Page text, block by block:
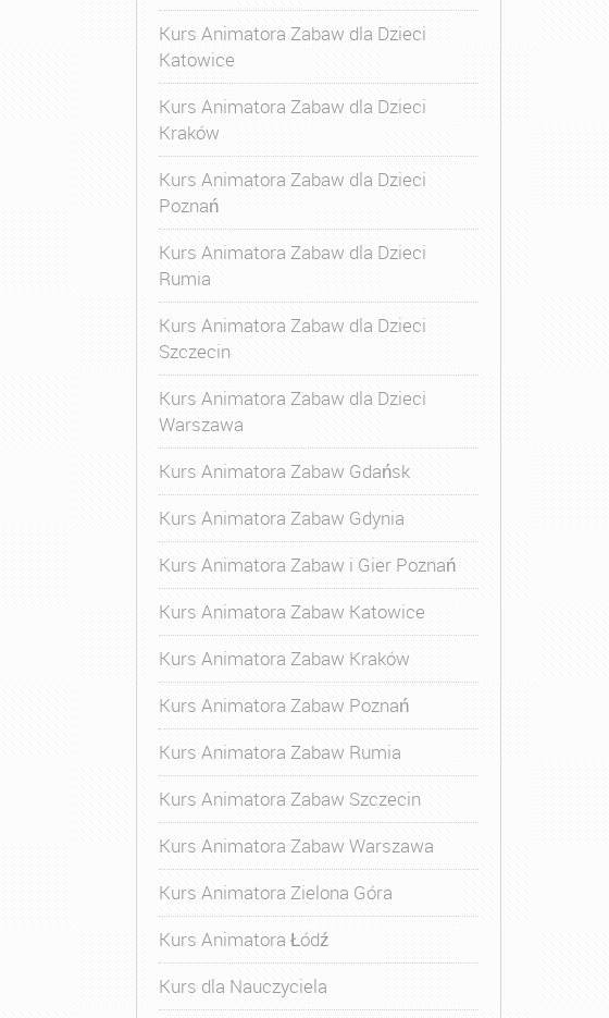
Kurs Animatora Zabaw dla Dzieci
Katowice
Kurs Animatora Zabaw dla Dzieci
Kraków
Kurs Animatora Zabaw dla Dzieci
Poznań
Kurs Animatora Zabaw dla Dzieci
Rumia
Kurs Animatora Zabaw dla Dzieci
Szczecin
Kurs Animatora Zabaw dla Dzieci
Warszawa
Kurs Animatora Zabaw Gdańsk
Kurs Animatora Zabaw Gdynia
Kurs Animatora Zabaw i Gier Poznań
Kurs Animatora Zabaw Katowice
Kurs Animatora Zabaw Kraków
Kurs Animatora Zabaw Poznań
Kurs Animatora Zabaw Rumia
Kurs Animatora Zabaw Szczecin
Kurs Animatora Zabaw Warszawa
Kurs Animatora Zielona Góra
Kurs Animatora Łódź
Kurs dla Nauczyciela